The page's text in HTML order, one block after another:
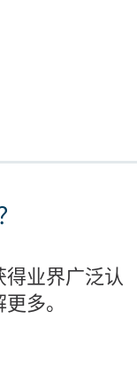
业界广泛认
多。